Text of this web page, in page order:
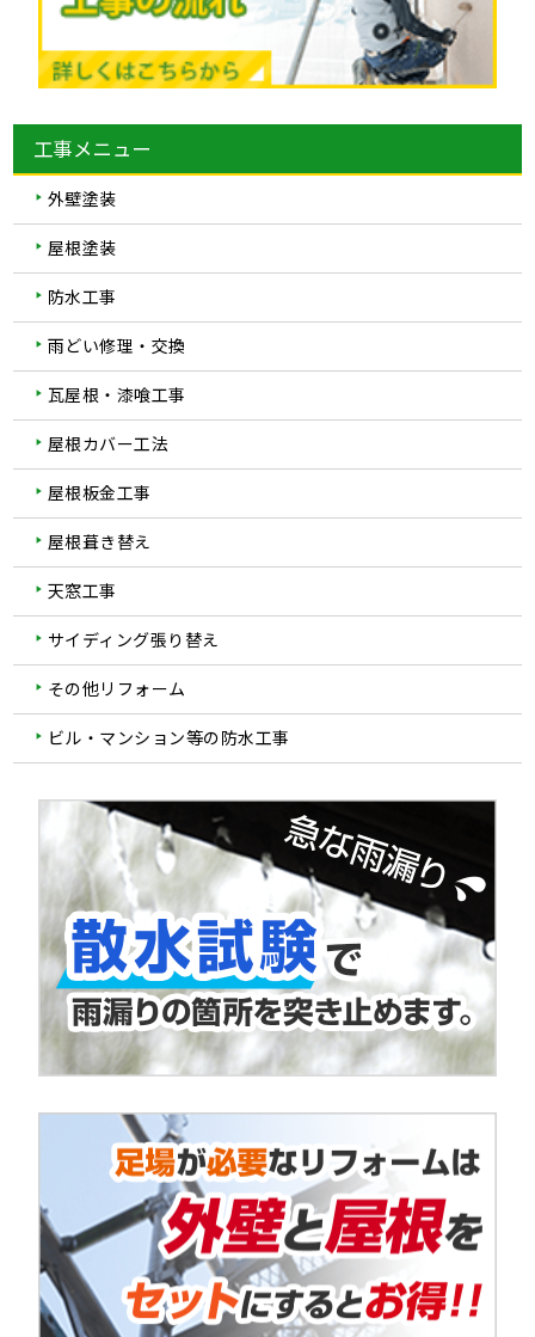
工事メニュー
外壁塗装
屋根塗装
防水工事
雨どい修理・交換
瓦屋根・漆喰工事
屋根カバー工法
屋根板金工事
屋根葺き替え
天窓工事
サイディング張り替え
その他リフォーム
ビル・マンション等の防水工事